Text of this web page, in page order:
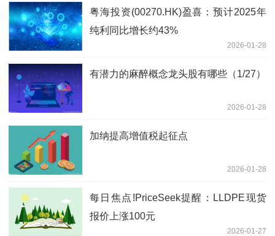
粤海投资(00270.HK)盈喜：预计2025年
纯利同比增长约43%
2026-01-28
有潜力的麻醉概念龙头股有哪些（1/27）
2026-01-28
加纳提高增值税起征点
2026-01-28
每日焦点!PriceSeek提醒：LLDPE现货
报价上涨100元
2026-01-27